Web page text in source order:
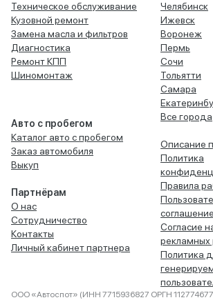
Техническое обслуживание
Кузовной ремонт
Замена масла и фильтров
Диагностика
Ремонт КПП
Шиномонтаж
Авто с пробегом
Каталог авто с пробегом
Заказ автомобиля
Выкуп
Партнёрам
О нас
Сотрудничество
Контакты
Личный кабинет партнера
Челябинск
Ижевск
Воронеж
Пермь
Сочи
Тольятти
Самара
Все города
Описание
Политика
Правила
соглашение
Согласие
рекламных
Политика
ООО «Автоспот» (ИНН 7715936827 ОРГН